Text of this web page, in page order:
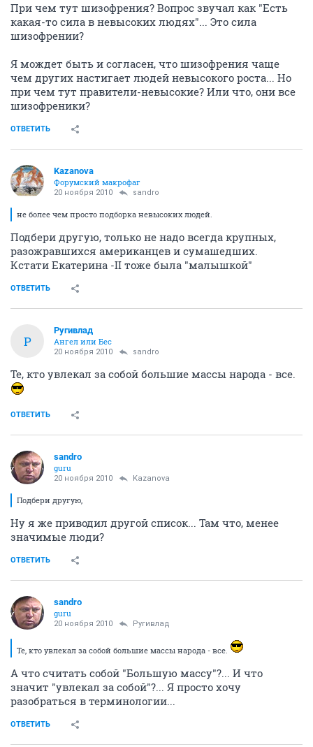
При чем тут шизофрения? Вопрос звучал как "Есть
какая-то сила в невысоких людях"... Это сила
шизофрении?
Я мождет быть и согласен, что шизофрения чаще
чем других настигает людей невысокого роста... Но
при чем тут правители-невысокие? Или что, они все
шизофреники?
ОТВЕТИТЬ
Kazanova
Форумский макрофаг
20 ноября 2010 sandro
не более чем просто подборка невысоких людей.
Подбери другую, только не надо всегда крупных,
разожравшихся американцев и сумашедших.
Кстати Екатерина -II тоже была "малышкой"
ОТВЕТИТЬ
Р
Ругивлад
Ангел или Бес
20 ноября 2010 sandro
Те, кто увлекал за собой большие массы народа - все.
ОТВЕТИТЬ
sandro
guru
20 ноября 2010 Kazanova
Подбери другую,
Ну я же приводил другой список... Там что, менее
значимые люди?
ОТВЕТИТЬ
sandro
guru
20 ноября 2010 Ругивлад
Те, кто увлекал за собой большие массы народа - все.
А что считать собой "Большую массу"?... И что
значит "увлекал за собой"?... Я просто хочу
разобраться в терминологии...
ОТВЕТИТЬ